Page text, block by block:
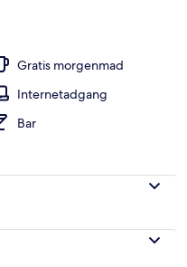
Gratis morgenmad
Internetadgang
Bar